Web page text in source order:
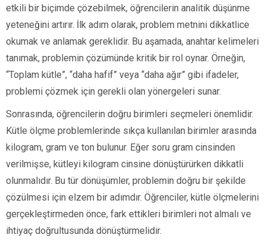
etkili bir biçimde çözebilmek, öğrencilerin analitik düşünme
yeteneğini artırır. İlk adım olarak, problem metnini dikkatlice
okumak ve anlamak gereklidir. Bu aşamada, anahtar kelimeleri
tanımak, problemin çözümünde kritik bir rol oynar. Örneğin,
“Toplam kütle”, “daha hafif” veya “daha ağır” gibi ifadeler,
problemi çözmek için gerekli olan yönergeleri sunar.
Sonrasında, öğrencilerin doğru birimleri seçmeleri önemlidir.
Kütle ölçme problemlerinde sıkça kullanılan birimler arasında
kilogram, gram ve ton bulunur. Eğer soru gram cinsinden
verilmişse, kütleyi kilogram cinsine dönüştürürken dikkatli
olunmalıdır. Bu tür dönüşümler, problemin doğru bir şekilde
çözülmesi için elzem bir adımdır. Öğrenciler, kütle ölçmelerini
gerçekleştirmeden önce, fark ettikleri birimleri not almalı ve
ihtiyaç doğrultusunda dönüştürmelidir.